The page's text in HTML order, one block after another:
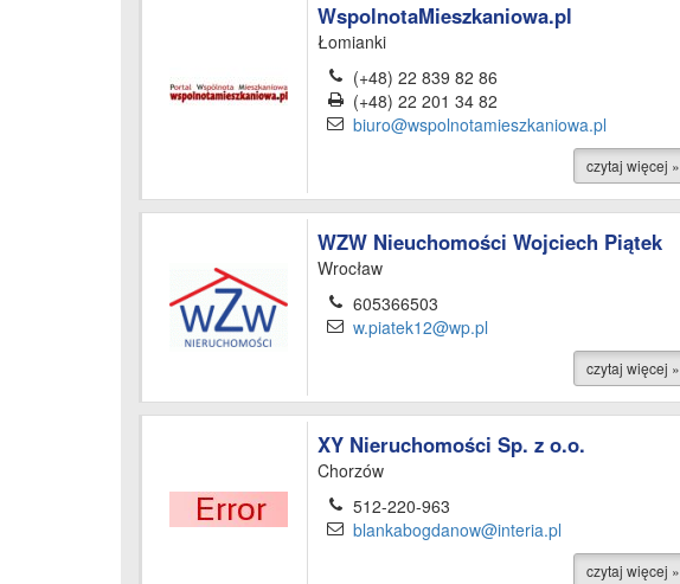
WspolnotaMieszkaniowa.pl
Łomianki
(+48) 22 839 82 86
(+48) 22 201 34 82
biuro@wspolnotamieszkaniowa.pl
czytaj więcej »
WZW Nieuchomości Wojciech Piątek
Wrocław
605366503
w.piatek12@wp.pl
czytaj więcej »
XY Nieruchomości Sp. z o.o.
Chorzów
512-220-963
blankabogdanow@interia.pl
czytaj więcej »